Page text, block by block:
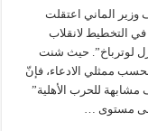
وزير الماني اعتقلت
التخطيط لانقلاب
لوترباخ”. حيث شنت
ممثلي الادعاء، فإنّ
للحرب الأهلية”
على مستوى …